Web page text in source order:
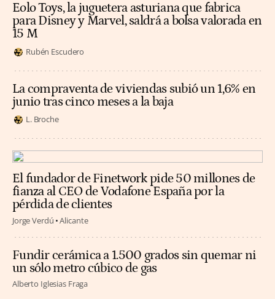
Eolo Toys, la juguetera asturiana que fabrica
para Disney y Marvel, saldrá a bolsa valorada en
15 M
Rubén Escudero
La compraventa de viviendas subió un 1,6% en
junio tras cinco meses a la baja
L. Broche
El fundador de Finetwork pide 50 millones de
fianza al CEO de Vodafone España por la
pérdida de clientes
Jorge Verdú Alicante
Fundir cerámica a 1.500 grados sin quemar ni
un sólo metro cúbico de gas
Alberto Iglesias Fraga